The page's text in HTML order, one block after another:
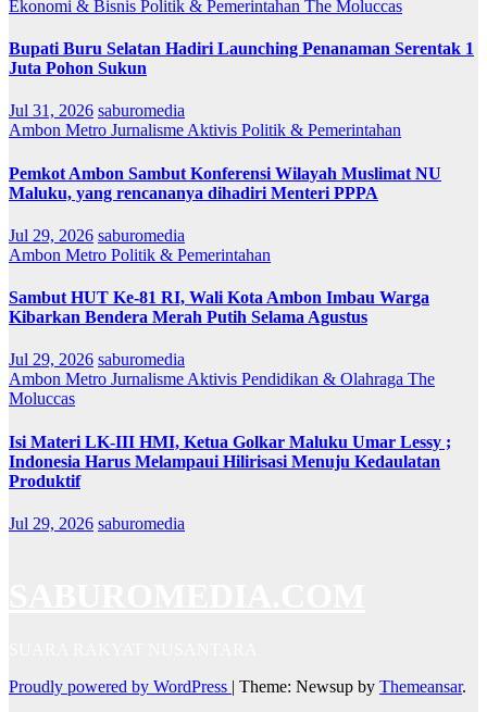
Ekonomi & Bisnis Politik & Pemerintahan The Moluccas
Bupati Buru Selatan Hadiri Launching Penanaman Serentak 1
Juta Pohon Sukun
Jul 31, 2026 saburomedia
Ambon Metro Jurnalisme Aktivis Politik & Pemerintahan
Pemkot Ambon Sambut Konferensi Wilayah Muslimat NU
Maluku, yang rencananya dihadiri Menteri PPPA
Jul 29, 2026 saburomedia
Ambon Metro Politik & Pemerintahan
Sambut HUT Ke-81 RI, Wali Kota Ambon Imbau Warga
Kibarkan Bendera Merah Putih Selama Agustus
Jul 29, 2026 saburomedia
Ambon Metro Jurnalisme Aktivis Pendidikan & Olahraga The
Moluccas
Isi Materi LK-III HMI, Ketua Golkar Maluku Umar Lessy ;
Indonesia Harus Melampaui Hilirisasi Menuju Kedaulatan
Produktif
Jul 29, 2026 saburomedia
Proudly powered by WordPress | Theme: Newsup by Themeansar.